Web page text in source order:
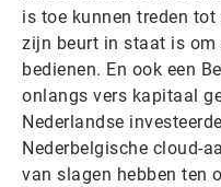
is toe kunnen treden
zijn beurt in staat is om
bedienen. En ook een
onlangs vers kapitaal
Nederlandse
Nederbelgische cloud-
van slagen hebben ten